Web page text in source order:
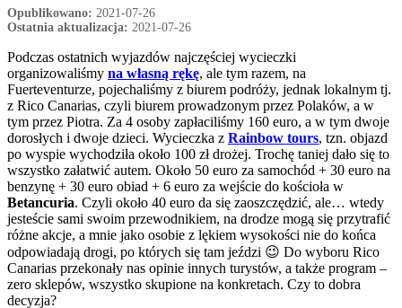
Opublikowano: 2021-07-26
Ostatnia aktualizacja: 2021-07-26
Podczas ostatnich wyjazdów najczęściej wycieczki
organizowaliśmy na własną rękę, ale tym razem, na
Fuerteventurze, pojechaliśmy z biurem podróży, jednak lokalnym tj.
z Rico Canarias, czyli biurem prowadzonym przez Polaków, a w
tym przez Piotra. Za 4 osoby zapłaciliśmy 160 euro, a w tym dwoje
dorosłych i dwoje dzieci. Wycieczka z Rainbow tours, tzn. objazd
po wyspie wychodziła około 100 zł drożej. Trochę taniej dało się to
wszystko załatwić autem. Około 50 euro za samochód + 30 euro na
benzynę + 30 euro obiad + 6 euro za wejście do kościoła w
Betancuria. Czyli około 40 euro da się zaoszczędzić, ale… wtedy
jesteście sami swoim przewodnikiem, na drodze mogą się przytrafić
różne akcje, a mnie jako osobie z lękiem wysokości nie do końca
odpowiadają drogi, po których się tam jeździ 😉 Do wyboru Rico
Canarias przekonały nas opinie innych turystów, a także program –
zero sklepów, wszystko skupione na konkretach. Czy to dobra
decyzja?